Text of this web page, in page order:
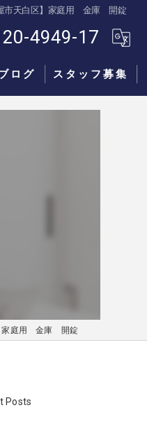
市天白区】家庭用 金庫 開錠
4949-17
ログ スタッフ募集
家庭用 金庫 開錠
Posts